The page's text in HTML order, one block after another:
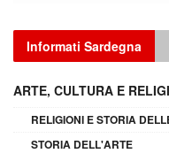
Informati Sardegna
ARTE, CULTURA E
RELIGIONI E STORIA
STORIA DELL'ARTE